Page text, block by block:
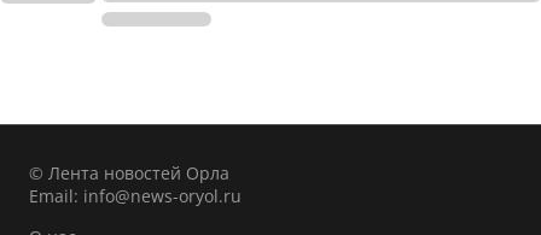
© Лента новостей Орла
Email: info@news-oryol.ru